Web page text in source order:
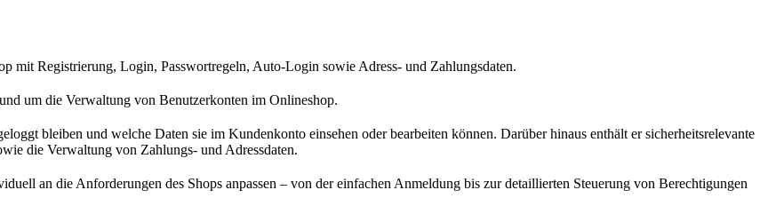
Registrierung, Login, Passwortregeln, Auto-Login sowie Adress- und Zahlungsdaten.
um die Verwaltung von Benutzerkonten im Onlineshop.
bleiben und welche Daten sie im Kundenkonto einsehen oder bearbeiten können. Darüber hinaus enthält er sicherheitsrelevante
die Verwaltung von Zahlungs- und Adressdaten.
an die Anforderungen des Shops anpassen – von der einfachen Anmeldung bis zur detaillierten Steuerung von Berechtigungen